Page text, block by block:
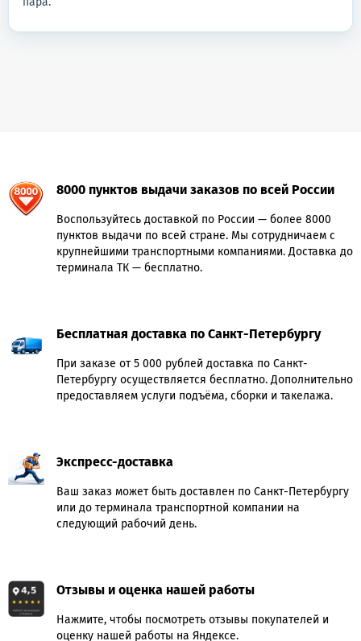
8000 пунктов выдачи заказов по всей России
Воспользуйтесь доставкой по России — более 8000
пунктов выдачи по всей стране. Мы сотрудничаем с
крупнейшими транспортными компаниями. Доставка до
терминала ТК — бесплатно.
Бесплатная доставка по Санкт-Петербургу
При заказе от 5 000 рублей доставка по Санкт-
Петербургу осуществляется бесплатно. Дополнительно
предоставляем услуги подъёма, сборки и такелажа.
Экспресс-доставка
Ваш заказ может быть доставлен по Санкт-Петербургу
или до терминала транспортной компании на
следующий рабочий день.
Отзывы и оценка нашей работы
Нажмите, чтобы посмотреть отзывы покупателей и
оценку нашей работы на Яндексе.